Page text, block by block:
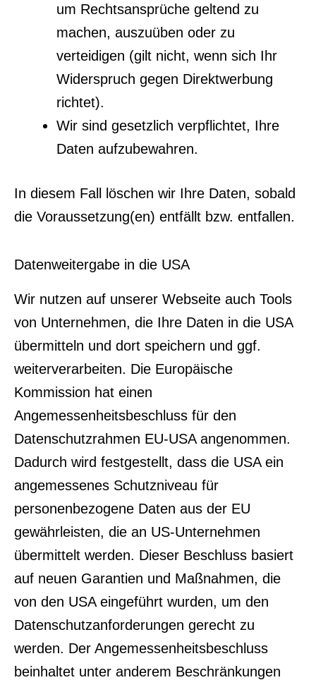
um Rechtsansprüche geltend zu
machen, auszuüben oder zu
verteidigen (gilt nicht, wenn sich Ihr
Widerspruch gegen Direktwerbung
richtet).
Wir sind gesetzlich verpflichtet, Ihre
Daten aufzubewahren.
In diesem Fall löschen wir Ihre Daten, sobald
die Voraussetzung(en) entfällt bzw. entfallen.
Datenweitergabe in die USA
Wir nutzen auf unserer Webseite auch Tools
von Unternehmen, die Ihre Daten in die USA
übermitteln und dort speichern und ggf.
weiterverarbeiten. Die Europäische
Kommission hat einen
Angemessenheitsbeschluss für den
Datenschutzrahmen EU-USA angenommen.
Dadurch wird festgestellt, dass die USA ein
angemessenes Schutzniveau für
personenbezogene Daten aus der EU
gewährleisten, die an US-Unternehmen
übermittelt werden. Dieser Beschluss basiert
auf neuen Garantien und Maßnahmen, die
von den USA eingeführt wurden, um den
Datenschutzanforderungen gerecht zu
werden. Der Angemessenheitsbeschluss
beinhaltet unter anderem Beschränkungen